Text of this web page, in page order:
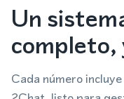
Un
Cada número